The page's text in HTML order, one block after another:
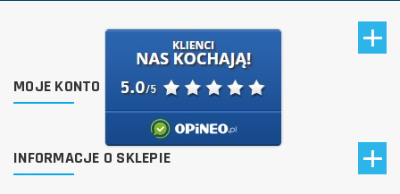
MOJE KONTO
INFORMACJE O SKLEPIE